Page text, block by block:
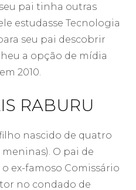
pai tinha outras
estudasse Tecnologia
seu pai descobrir
a opção de mídia
2010.
RABURU
nascido de quatro
O pai de
ex-famoso Comissário
no condado de